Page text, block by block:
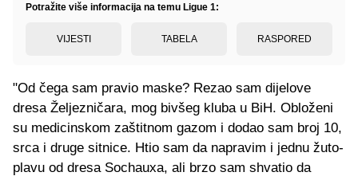
Potražite više informacija na temu Ligue 1:
VIJESTI TABELA RASPORED
"Od čega sam pravio maske? Rezao sam dijelove
dresa Željezničara, mog bivšeg kluba u BiH. Obloženi
su medicinskom zaštitnom gazom i dodao sam broj 10,
srca i druge sitnice. Htio sam da napravim i jednu žuto-
plavu od dresa Sochauxa, ali brzo sam shvatio da